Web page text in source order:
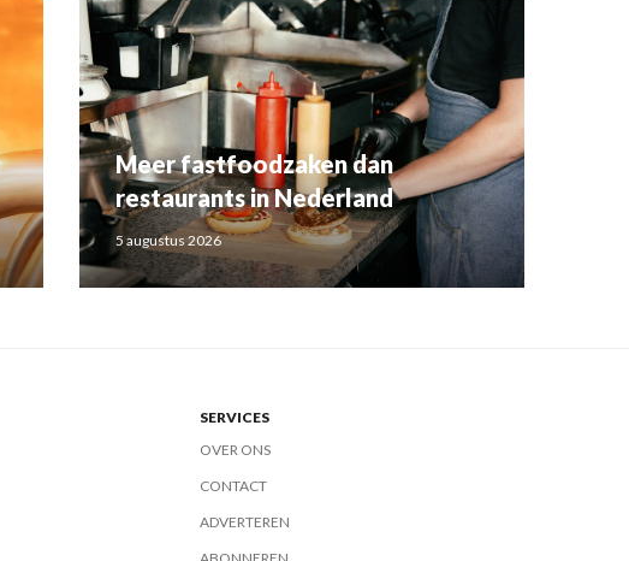
Meer fastfoodzaken dan
restaurants in Nederland
5 augustus 2026
SERVICES
OVER ONS
CONTACT
ADVERTEREN